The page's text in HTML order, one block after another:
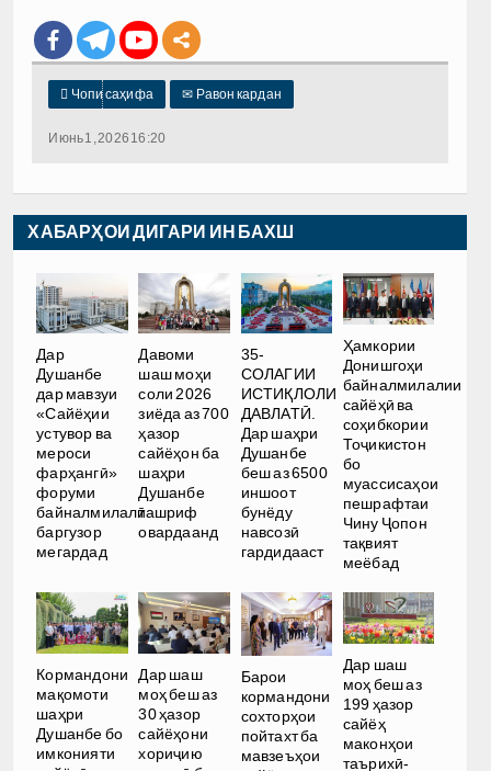
 Чопи саҳифа ✉ Равон кардан
Июнь 1, 2026 16:20
ХАБАРҲОИ ДИГАРИ ИН БАХШ
Дар
Душанбе
дар мавзуи
«Сайёҳии
устувор ва
мероси
фарҳангӣ»
форуми
байналмилалӣ
баргузор
мегардад
Давоми
шаш моҳи
соли 2026
зиёда аз 700
ҳазор
сайёҳон ба
шаҳри
Душанбе
ташриф
овардаанд
35-
СОЛАГИИ
ИСТИҚЛОЛИ
ДАВЛАТӢ.
Дар шаҳри
Душанбе
беш аз 6500
иншоот
бунёду
навсозӣ
гардидааст
Ҳамкории
Донишгоҳи
байналмилалии
сайёҳӣ ва
соҳибкории
Тоҷикистон
бо
муассисаҳои
пешрафтаи
Чину Ҷопон
тақвият
меёбад
Кормандони
мақомоти
шаҳри
Душанбе бо
имконияти
Дар шаш
моҳ беш аз
30 ҳазор
сайёҳони
хориҷию
Барои
кормандони
сохторҳои
пойтахт ба
мавзеъҳои
Дар шаш
моҳ беш аз
199 ҳазор
сайёҳ
маконҳои
таърихӣ-